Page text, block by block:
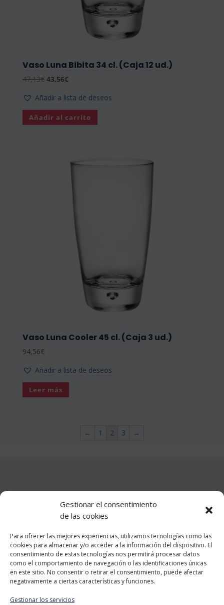
Gestionar el consentimiento
de las cookies
Para ofrecer las mejores experiencias, utilizamos tecnologías como las
cookies para almacenar y/o acceder a la información del dispositivo. El
consentimiento de estas tecnologías nos permitirá procesar datos
como el comportamiento de navegación o las identificaciones únicas
en este sitio. No consentir o retirar el consentimiento, puede afectar
negativamente a ciertas características y funciones.
Gestionar los servicios
Vaso Luna Bibita 34 cl. (Caja 12 ud.)
47,13€ El
original
era:
47,13€.
43,56€El
actual
es:
43,56€.
Añadir a lista de deseos
Añadir al carrito
Vaso Luna Cooler 45 cl. (Caja 3 ud.)
94,56€
Añadir a lista de deseos
Leer más
← 1 2 3 →
Información
Categorias